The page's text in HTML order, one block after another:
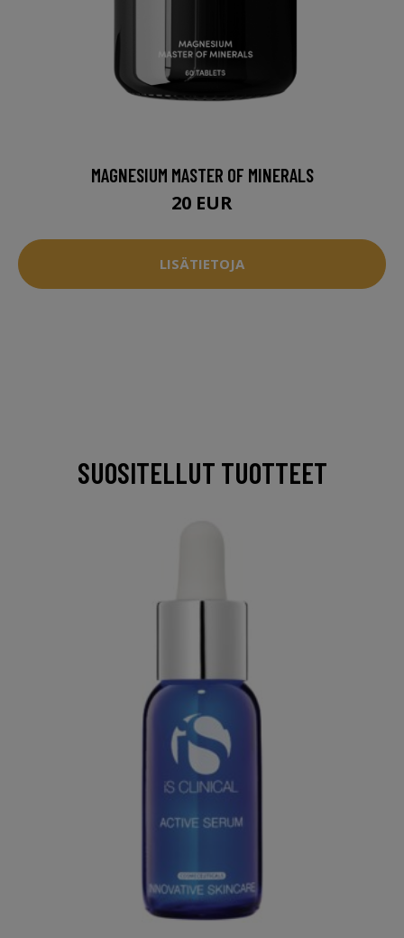
MAGNESIUM MASTER OF MINERALS
20 EUR
LISÄTIETOJA
SUOSITELLUT TUOTTEET